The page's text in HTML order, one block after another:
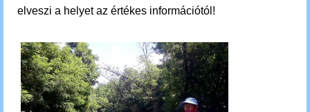
elveszi a helyet az értékes információtól!